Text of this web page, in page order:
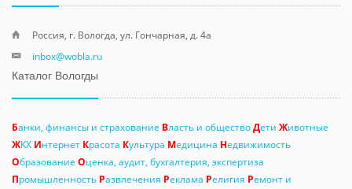
Россия, г. Вологда, ул. Гончарная, д. 4а
inbox@wobla.ru
Каталог Вологды
Банки, финансы и страхование Власть и обществоДети Животные
ЖКХ Интернет Красота Культура Медицина Недвижимость
Образование Оценка, аудит, бухгалтерия, экспертиза
Промышленность Развлечения Реклама Религия Ремонт и